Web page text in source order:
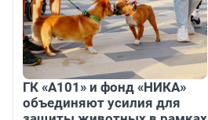
ГК «А101» и фонд «НИКА»
объединяют усилия для